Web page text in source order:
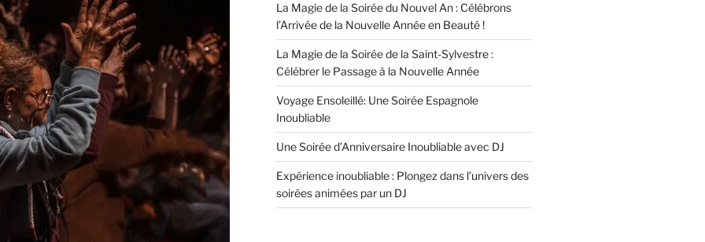
La Magie de la Soirée du Nouvel An : Célébrons
l’Arrivée de la Nouvelle Année en Beauté !
La Magie de la Soirée de la Saint-Sylvestre :
Célébrer le Passage à la Nouvelle Année
Voyage Ensoleillé: Une Soirée Espagnole
Inoubliable
Une Soirée d’Anniversaire Inoubliable avec DJ
Expérience inoubliable : Plongez dans l’univers des
soirées animées par un DJ